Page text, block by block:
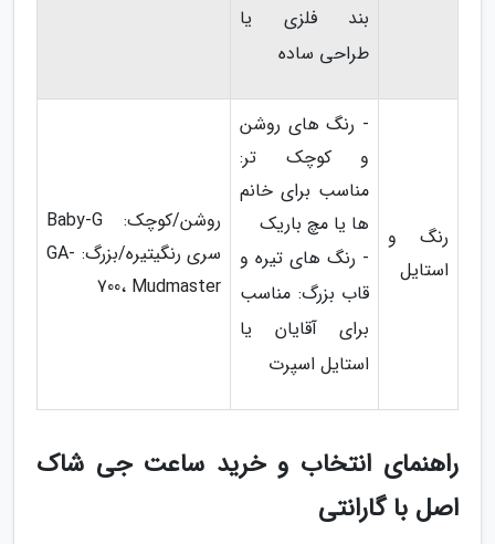
بند فلزی یا
طراحی ساده
رنگ و
استایل
- رنگ های روشن
و کوچک تر:
مناسب برای خانم
ها یا مچ باریک
- رنگ های تیره و
قاب بزرگ: مناسب
برای آقایان یا
استایل اسپرت
روشن/کوچک: Baby-G
سری رنگیتیره/بزرگ: GA-
700، Mudmaster
راهنمای انتخاب و خرید ساعت جی شاک
اصل با گارانتی